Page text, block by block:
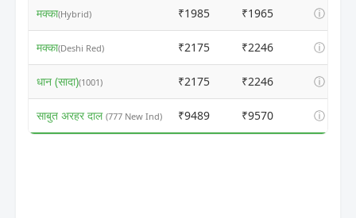
मक्का(Hybrid) ₹1985 ₹1965 ⓘ
मक्का(Deshi Red) ₹2175 ₹2246 ⓘ
धान (सादा)(1001) ₹2175 ₹2246 ⓘ
साबुत अरहर दाल (777 New Ind) ₹9489 ₹9570 ⓘ